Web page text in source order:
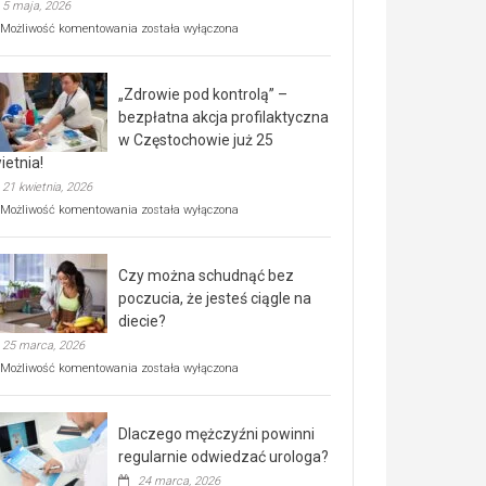
5 maja, 2026
Możliwość komentowania Rusza
rehabilitacji
dla
seniorów!
została wyłączona
„Zdrowie pod kontrolą” –
bezpłatna akcja profilaktyczna
w Częstochowie już 25
21 kwietnia, 2026
Możliwość komentowania „Zdrowie
bezpłatna
akcja
profilaktyczna
w
już
kwietnia!
została wyłączona
Czy można schudnąć bez
poczucia, że jesteś ciągle na
diecie?
25 marca, 2026
Możliwość komentowania Czy
poczucia,
że
została wyłączona
Dlaczego mężczyźni powinni
regularnie odwiedzać urologa?
24 marca, 2026